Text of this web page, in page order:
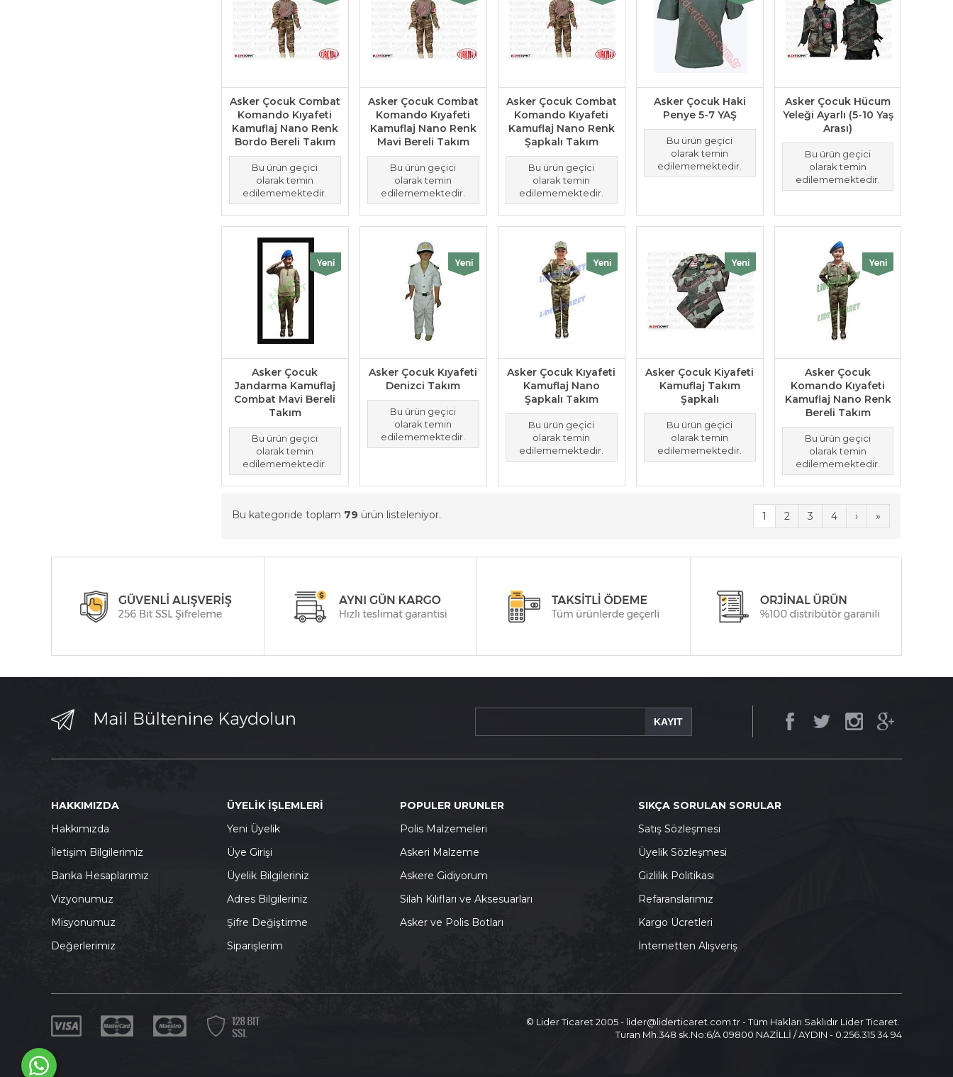
Asker Çocuk Combat
Komando Kıyafeti
Kamuflaj Nano Renk
Bordo Bereli Takım
Bu ürün geçici
olarak temin
edilememektedir.
Asker Çocuk Combat
Komando Kıyafeti
Kamuflaj Nano Renk
Mavi Bereli Takım
Bu ürün geçici
olarak temin
edilememektedir.
Asker Çocuk Combat
Komando Kıyafeti
Kamuflaj Nano Renk
Şapkalı Takım
Bu ürün geçici
olarak temin
edilememektedir.
Asker Çocuk Haki
Penye 5-7 YAŞ
Bu ürün geçici
olarak temin
edilememektedir.
Asker Çocuk Hücum
Yeleği Ayarlı (5-10 Yaş
Arası)
Bu ürün geçici
olarak temin
edilememektedir.
Asker Çocuk
Jandarma Kamuflaj
Combat Mavi Bereli
Takım
Bu ürün geçici
olarak temin
edilememektedir.
Asker Çocuk Kıyafeti
Denizci Takım
Bu ürün geçici
olarak temin
edilememektedir.
Asker Çocuk Kıyafeti
Kamuflaj Nano
Şapkalı Takım
Bu ürün geçici
olarak temin
edilememektedir.
Asker Çocuk Kiyafeti
Kamuflaj Takım
Şapkalı
Bu ürün geçici
olarak temin
edilememektedir.
Asker Çocuk
Komando Kıyafeti
Kamuflaj Nano Renk
Bereli Takım
Bu ürün geçici
olarak temin
edilememektedir.
Bu kategoride toplam 79 ürün listeleniyor. 1 2 3 4 › »
KAYIT
HAKKIMIZDA ÜYELİK İŞLEMLERİ POPULER URUNLER
SIKÇA SORULAN SORULAR
Hakkımızda
Yeni Üyelik Polis Malzemeleri Satış Sözleşmesi
İletişim Bilgilerimiz
Üye Girişi Askeri Malzeme Üyelik Sözleşmesi
Banka Hesaplarımız
Üyelik Bilgileriniz Askere Gidiyorum Gizlilik Politikası
Vizyonumuz
Adres Bilgileriniz Silah Kılıfları ve Aksesuarları
Refaranslarımız
Misyonumuz
Şifre Değiştirme Asker ve Polis Botları Kargo Ücretleri
Değerlerimiz
Siparişlerim İnternetten Alışveriş
© Lider Ticaret 2005 - lider@liderticaret.com.tr - Tüm Hakları Saklıdır Lider Ticaret.
Turan Mh.348 sk.No:6/A 09800 NAZİLLİ / AYDIN - 0.256.315 34 94